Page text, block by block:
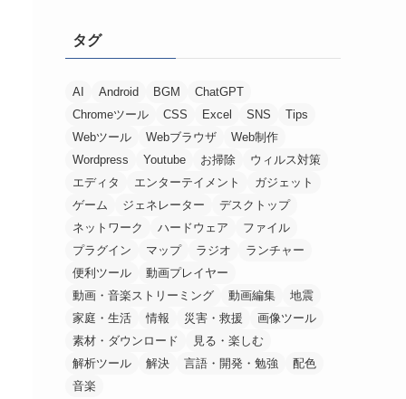
タグ
AI Android BGM
ChatGPT
Chromeツール
CSS Excel SNS
Tips
Webツール
Webブラウザ
Web制作
Wordpress
Youtube お掃除
ウィルス対策
エディタ
エンターテイメント
ガジェット
ゲーム
ジェネレーター
デスクトップ
ネットワーク
ハードウェア
ファイル
プラグイン
マップ ラジオ
ランチャー
便利ツール
動画プレイヤー
動画・音楽ストリーミング
動画編集
地震
家庭・生活
情報 災害・救援
画像ツール
素材・ダウンロード
見る・楽しむ
解析ツール
解決 言語・開発・勉強
配色
音楽